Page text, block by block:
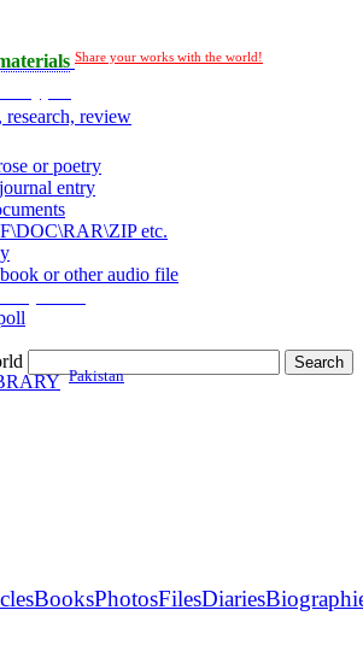
Share your works with the world!
research, review
or poetry
entry
etc.
or other audio file
Pakistan
BooksPhotosFilesDiaries